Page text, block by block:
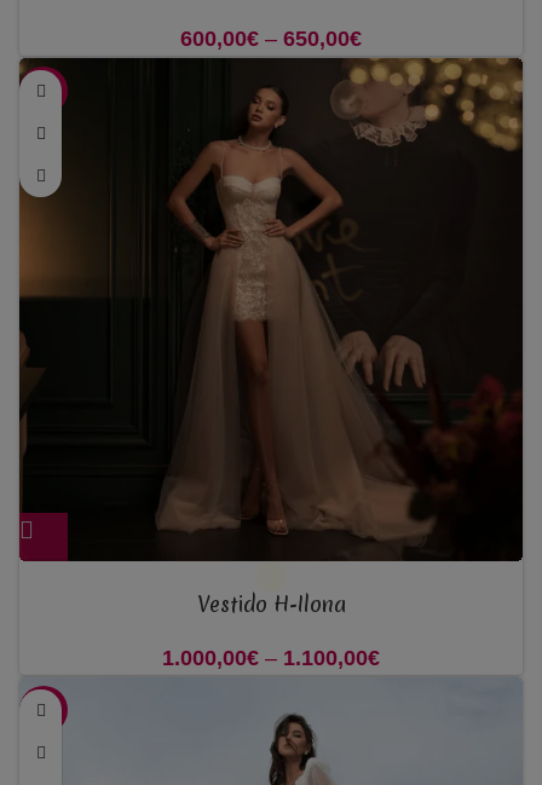
600,00€ – 650,00€
600,00€ through
650,00€
-50%
Vestido H-Ilona
1.000,00€ – 1.100,00€
-38%